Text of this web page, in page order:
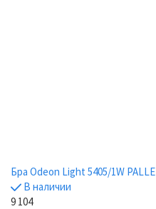
Бра Odeon Light 5405/1W PALLE
В наличии
9 104